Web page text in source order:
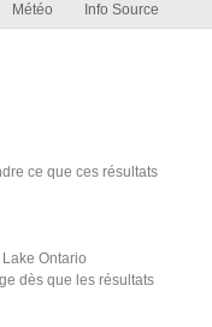
Météo Info Source
ce que ces résultats
Ontario
dès que les résultats